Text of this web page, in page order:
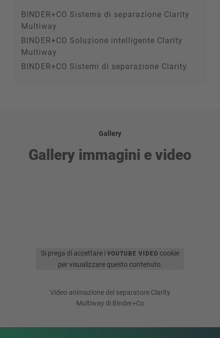
BINDER+CO Sistema di separazione Clarity
Multiway
BINDER+CO Soluzione intelligente Clarity
Multiway
BINDER+CO Sistemi di separazione Clarity
Gallery
Gallery immagini e video
Si prega di accettare iYOUTUBE VIDEO cookie
per visualizzare questo contenuto.
Video animazione del separatore Clarity
Multiway di Binder+Co